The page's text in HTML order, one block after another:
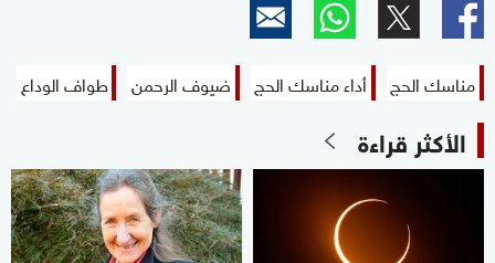
مناسك الحج أداء مناسك الحج ضيوف الرحمن طواف الوداع
الأكثر قراءة